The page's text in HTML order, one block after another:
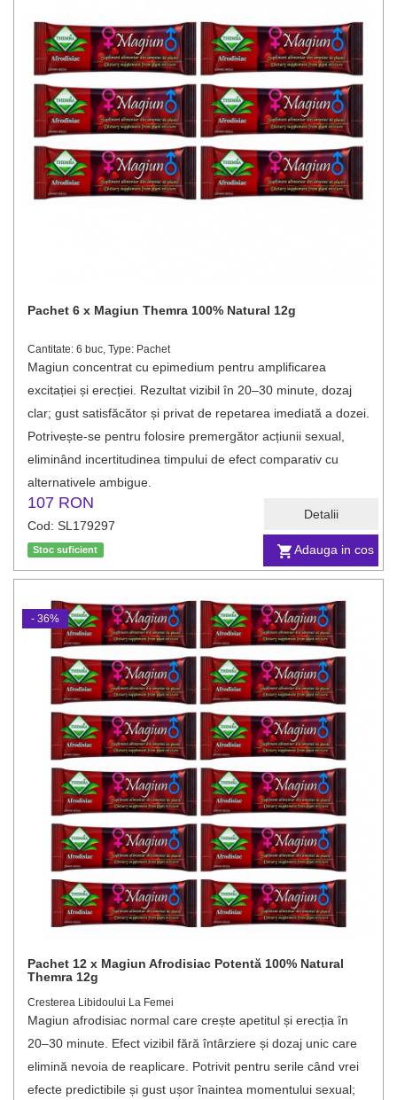
Adauga in cos
Detalii
Pachet 6 x Magiun Themra 100% Natural 12g
Cantitate: 6 buc, Type: Pachet
Magiun concentrat cu epimedium pentru amplificarea
excitației și erecției. Rezultat vizibil în 20–30 minute, dozaj
clar; gust satisfăcător și privat de repetarea imediată a dozei.
Potrivește-se pentru folosire premergător acțiunii sexual,
eliminând incertitudinea timpului de efect comparativ cu
alternativele ambigue.
107 RON
Cod: SL179297
Stoc suficient
Pachet 12 x Magiun Afrodisiac Potentă 100% Natural
Themra 12g
Cresterea Libidoului La Femei
Magiun afrodisiac normal care crește apetitul și erecția în
20–30 minute. Efect vizibil fără întârziere și dozaj unic care
elimină nevoia de reaplicare. Potrivit pentru serile când vrei
efecte predictibile și gust ușor înaintea momentului sexual;
- 36%